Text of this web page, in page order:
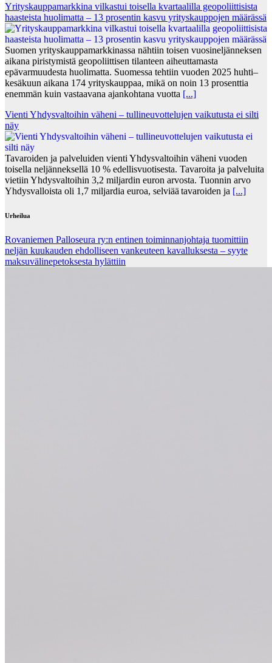
Yrityskauppamarkkina vilkastui toisella kvartaalilla geopoliittisista
haasteista huolimatta – 13 prosentin kasvu yrityskauppojen määrässä
Suomen yrityskauppamarkkinassa nähtiin toisen vuosineljänneksen
aikana piristymistä geopoliittisen tilanteen aiheuttamasta
epävarmuudesta huolimatta. Suomessa tehtiin vuoden 2025 huhti–
kesäkuun aikana 174 yrityskauppaa, mikä on noin 13 prosenttia
enemmän kuin vastaavana ajankohtana vuotta [...]
Vienti Yhdysvaltoihin väheni – tullineuvottelujen vaikutusta ei silti
näy
Tavaroiden ja palveluiden vienti Yhdysvaltoihin väheni vuoden
toisella neljänneksellä 10 % edellisvuotisesta. Tavaroita ja palveluita
vietiin Yhdysvaltoihin 3,2 miljardin euron arvosta. Tuonnin arvo
Yhdysvalloista oli 1,7 miljardia euroa, selviää tavaroiden ja [...]
Urheilua
Rovaniemen Palloseura ry:n entinen toiminnanjohtaja tuo­mit­tiin
neljän kuu­kau­den eh­dol­li­seen van­keu­teen ka­val­luk­ses­ta – syyte
mak­su­vä­li­ne­pe­tok­ses­ta hy­lät­tiin